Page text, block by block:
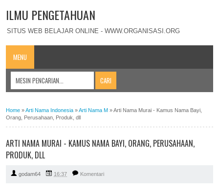
ILMU PENGETAHUAN
SITUS WEB BELAJAR ONLINE - WWW.ORGANISASI.ORG
MENU
Home »Arti Nama Indonesia »Arti Nama M »Arti Nama Murai - Kamus Nama Bayi,
Orang, Perusahaan, Produk, dll
ARTI NAMA MURAI - KAMUS NAMA BAYI, ORANG, PERUSAHAAN,
PRODUK, DLL
godam64 16:37 Komentari